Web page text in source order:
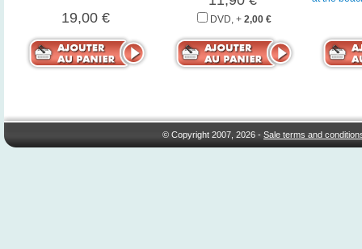
19,00 € DVD, + 2,00 €
© Copyright 2007, 2026 -Sale terms and